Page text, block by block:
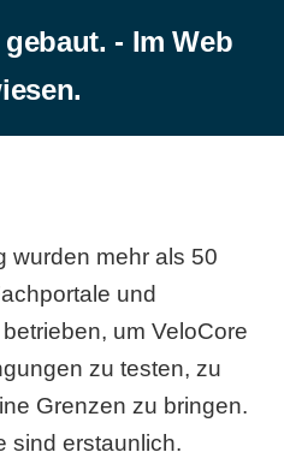
- Im Web
wurden mehr als 50
und
um VeloCore
zu testen, zu
Grenzen zu bringen.
sind erstaunlich.